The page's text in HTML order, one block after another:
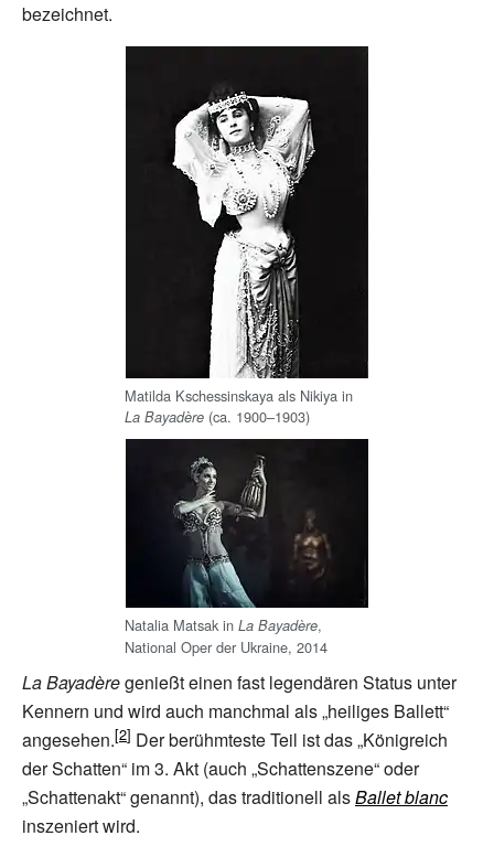
bezeichnet.
Matilda Kschessinskaya als Nikiya in
La Bayadère (ca. 1900–1903)
Natalia Matsak in La Bayadère,
National Oper der Ukraine, 2014
La Bayadèregenießt einen fast legendären Status unter
Kennern und wird auch manchmal als „heiliges Ballett“
angesehen.
Der berühmteste Teil ist das „Königreich
der Schatten“ im 3. Akt (auch „Schattenszene“ oder
„Schattenakt“ genannt), das traditionell alsBallet blanc
inszeniert wird.